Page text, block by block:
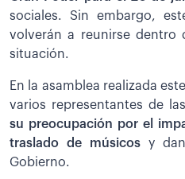
sociales. Sin embargo,
volverán a reunirse dentro
situación.
En la asamblea realizada
varios representantes de
su preocupación por el
traslado de músicosy
Gobierno.